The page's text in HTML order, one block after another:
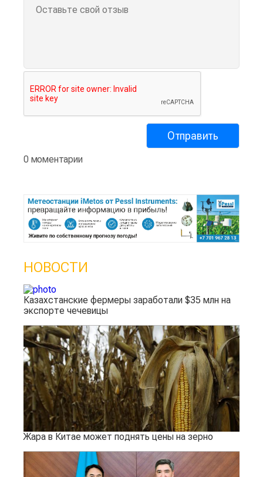
0 моментарии
НОВОСТИ
Казахстанские фермеры заработали $35 млн на
экспорте чечевицы
Жара в Китае может поднять цены на зерно